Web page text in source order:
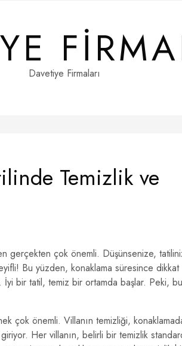
Davetiye Firmaları
Temizlik ve
gerçekten çok önemli. Düşünsenize,
Bu yüzden, konaklama süresince dikkat
İyi bir tatil, temiz bir ortamda başlar. Peki, bu
çok önemli. Villanın temizliği,
Her villanın, belirli bir temizlik